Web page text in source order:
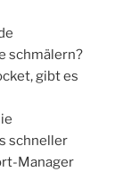
schmälern?
gibt es
schneller
Manager